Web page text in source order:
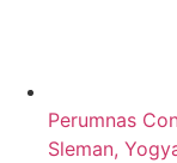
Perumnas
Sleman,